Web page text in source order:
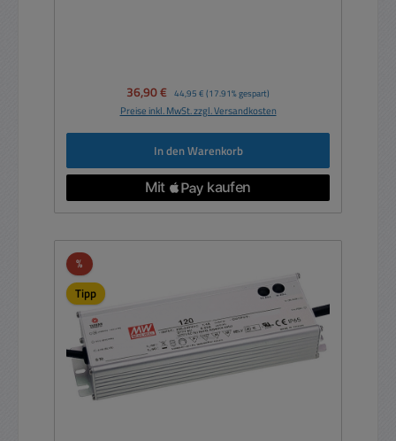
Verkaufspreis:
36,90 € Regulärer Preis:
44,95 € (17.91% gespart)
Preise inkl. MwSt. zzgl. Versandkosten
In den Warenkorb
%Rabatt
Tipp